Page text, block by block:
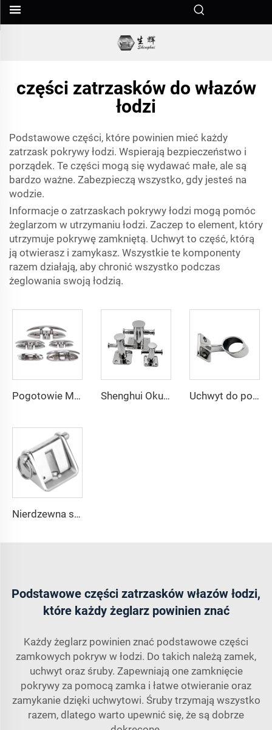
części zatrzasków do włazów
łodzi
Podstawowe części, które powinien mieć każdy
zatrzask pokrywy łodzi. Wspierają bezpieczeństwo i
porządek. Te części mogą się wydawać małe, ale są
bardzo ważne. Zabezpieczą wszystko, gdy jesteś na
wodzie.
Informacje o zatrzaskach pokrywy łodzi mogą pomóc
żeglarzom w utrzymaniu łodzi. Zaczep to element, który
utrzymuje pokrywę zamkniętą. Uchwyt to część, którą
ją otwierasz i zamykasz. Wszystkie te komponenty
razem działają, aby chronić wszystko podczas
żeglowania swoją łodzią.
Pogotowie Montaż Okucia Klamra na Pokładzie Łodzi ze Stali Nierdzewnej 316 Składana Odchylana Klamra Wtapiana Klamra do Przymocowania Linki Shenghui Okucia Morskie Akcesoria Na Łódź z Nierdzewnej Stali 316 Jednoosiowy Bolaard Morski Pokładowy dla Łodzi Uchwyt do poręczy morskiej SHENGHUI, przedni środkowy uchwyt końcowy, stojak, rura, okucia morskie, średni stojak, elementy wyposażenia daszka Bimini
Nierdzewna stal 316, zamek do łańcucha kotwicznego łodzi
Podstawowe części zatrzasków włazów łodzi,
które każdy żeglarz powinien znać
Każdy żeglarz powinien znać podstawowe części
zamkowych pokryw w łodzi. Do takich należą zamek,
uchwyt oraz śruby. Zapewniają one zamknięcie
pokrywy za pomocą zamka i łatwe otwieranie oraz
zamykanie dzięki uchwytowi. Śruby trzymają wszystko
razem, dlatego warto upewnić się, że są dobrze